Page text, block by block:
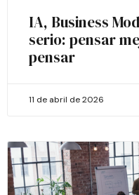
IA, Business
serio: pensar
pensar
11 de abril de 2026